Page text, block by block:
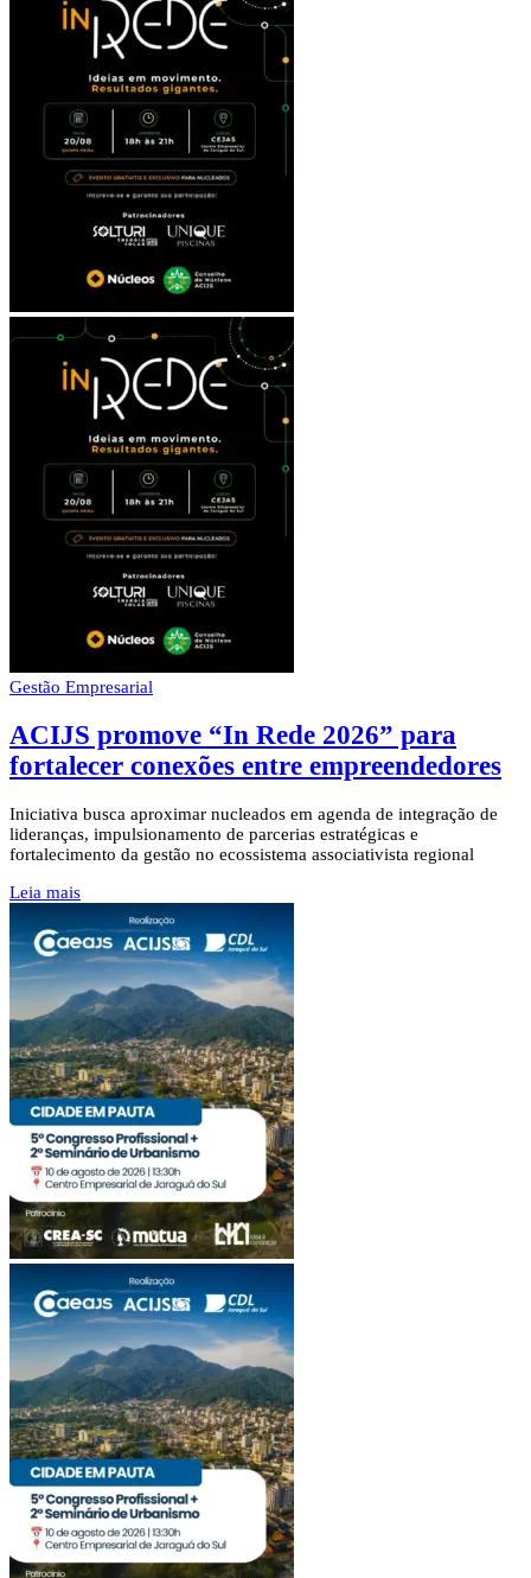
Gestão Empresarial
ACIJS promove “In Rede 2026” para
fortalecer conexões entre empreendedores
Iniciativa busca aproximar nucleados em agenda de integração de
lideranças, impulsionamento de parcerias estratégicas e
fortalecimento da gestão no ecossistema associativista regional
Leia mais